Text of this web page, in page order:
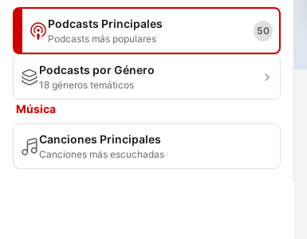
Podcasts Principales
Podcasts más populares
50
Podcasts por Género
18 géneros temáticos
Música
Canciones Principales
Canciones más escuchadas